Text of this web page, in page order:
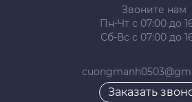
Звоните нам
Пн-Чт с 07:00 до
Сб-Вс с 07:00 до
Заказать